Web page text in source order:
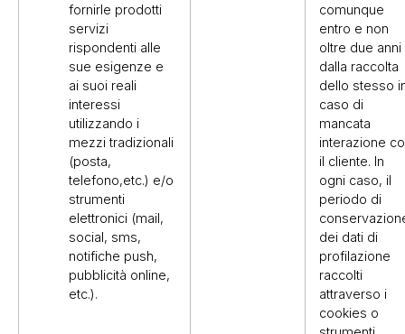
fornirle prodotti
servizi
rispondenti alle
sue esigenze e
ai suoi reali
interessi
utilizzando i
mezzi tradizionali
(posta,
telefono,etc.) e/o
strumenti
elettronici (mail,
social, sms,
notifiche push,
pubblicità online,
etc.).
comunque
entro e non
oltre due anni
dalla raccolta
dello stesso
caso di
mancata
interazione
il cliente. In
ogni caso, il
periodo di
dei dati di
profilazione
raccolti
attraverso i
cookies o